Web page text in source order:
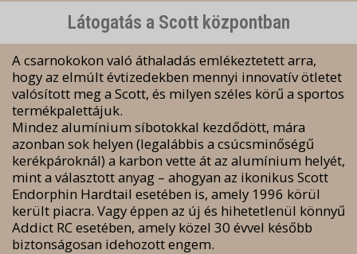
Látogatás a Scott központban
A csarnokokon való áthaladás emlékeztetett arra,
hogy az elmúlt évtizedekben mennyi innovatív ötletet
valósított meg a Scott, és milyen széles körű a sportos
termékpalettájuk.
Mindez alumínium síbotokkal kezdődött, mára
azonban sok helyen (legalábbis a csúcsminőségű
kerékpároknál) a karbon vette át az alumínium helyét,
mint a választott anyag – ahogyan az ikonikus Scott
Endorphin Hardtail esetében is, amely 1996 körül
került piacra. Vagy éppen az új és hihetetlenül könnyű
Addict RC esetében, amely közel 30 évvel később
biztonságosan idehozott engem.